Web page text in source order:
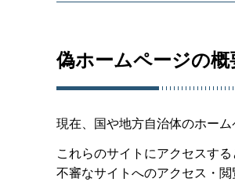
偽ホームページの概
現在、国や地方自治体のホー
これらのサイトにアクセスす
不審なサイトへのアクセス・